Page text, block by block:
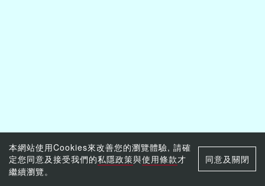
本網站使用Cookies來改善您的瀏覽體驗, 請確
定您同意及接受我們的私隱政策與使用條款才
繼續瀏覽。
同意及關閉